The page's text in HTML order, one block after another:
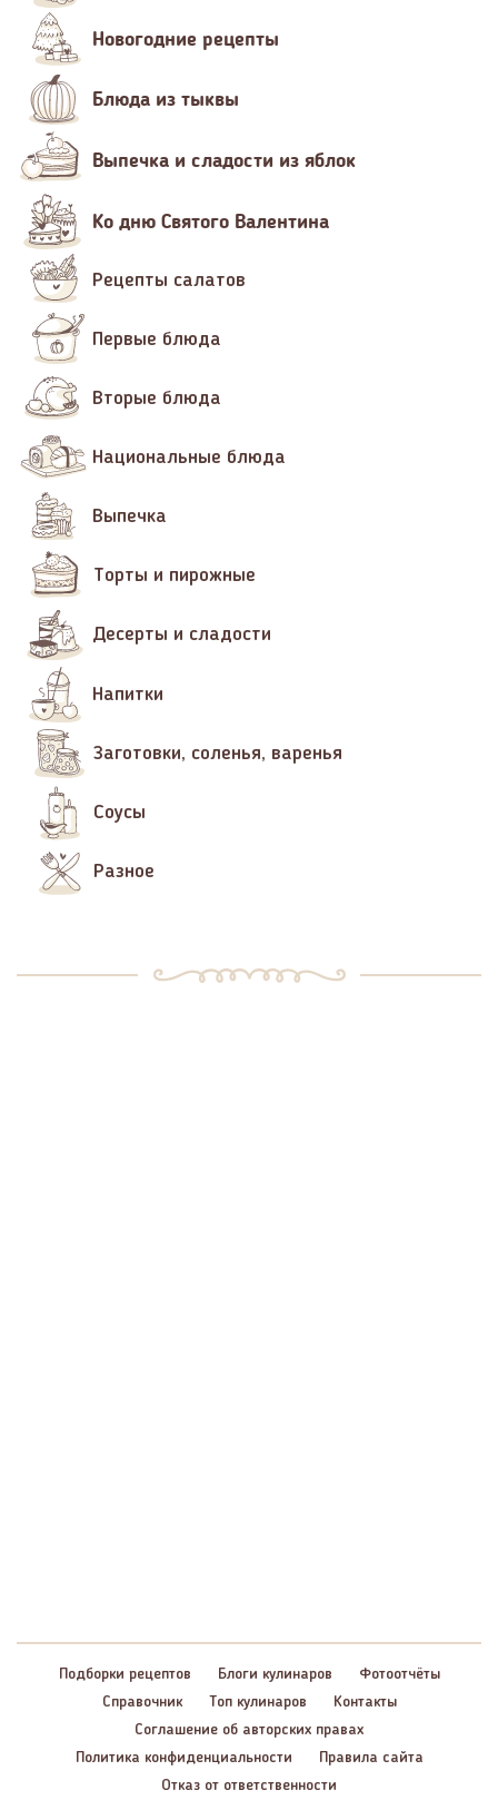
Новогодние рецепты
Блюда из тыквы
Выпечка и сладости из яблок
Ко дню Святого Валентина
Рецепты салатов
Первые блюда
Вторые блюда
Национальные блюда
Выпечка
Торты и пирожные
Десерты и сладости
Напитки
Заготовки, соленья, варенья
Соусы
Разное
Подборки рецептов Блоги кулинаров
Фотоотчёты
Справочник
Топ кулинаров
Контакты
Соглашение об авторских правах
Политика конфиденциальности
Правила сайта
Отказ от ответственности